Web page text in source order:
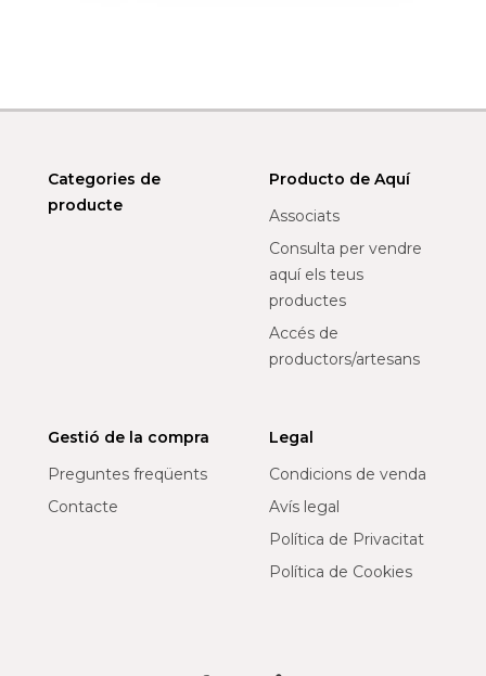
Categories de
producte
Producto de Aquí
Associats
Consulta per vendre
aquí els teus
productes
Accés de
productors/artesans
Gestió de la compra
Preguntes freqüents
Contacte
Legal
Condicions de venda
Avís legal
Política de Privacitat
Política de Cookies